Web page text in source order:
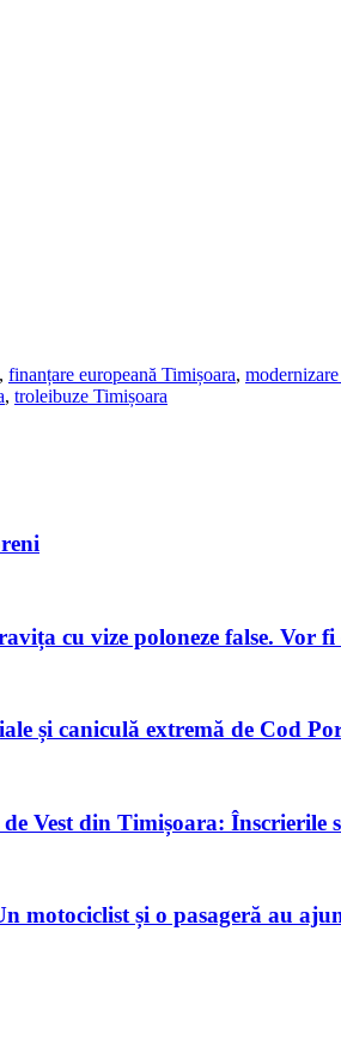
, finanțare europeană Timișoara,
, troleibuze Timișoara
cu vize poloneze false. Vor
și caniculă extremă de Cod
Vest din Timișoara: Înscrierile
motociclist și o pasageră au